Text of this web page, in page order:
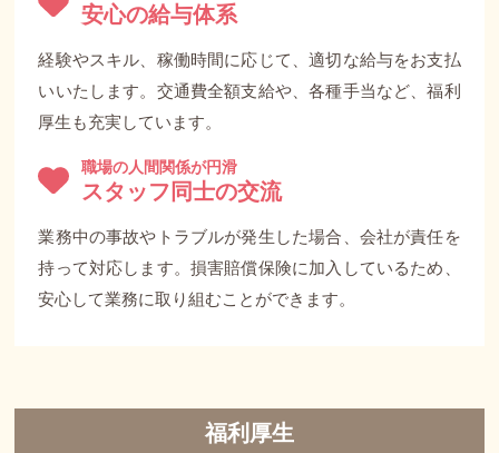
安心の給与体系
経験やスキル、稼働時間に応じて、適切な給与をお支払
いいたします。交通費全額支給や、各種手当など、福利
厚生も充実しています。
職場の人間関係が円滑
スタッフ同士の交流
業務中の事故やトラブルが発生した場合、会社が責任を
持って対応します。損害賠償保険に加入しているため、
安心して業務に取り組むことができます。
福利厚生